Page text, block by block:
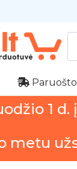
1
metu